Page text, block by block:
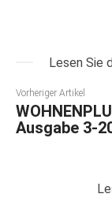
Lesen Sie
Vorheriger Artikel
Ausgabe 3-